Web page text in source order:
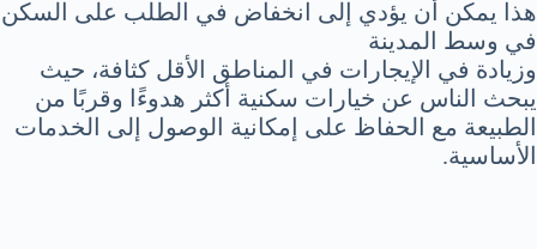
هذا يمكن أن يؤدي إلى انخفاض في الطلب على السكن
في وسط المدينة
وزيادة في الإيجارات في المناطق الأقل كثافة، حيث
يبحث الناس عن خيارات سكنية أكثر هدوءًا وقربًا من
الطبيعة مع الحفاظ على إمكانية الوصول إلى الخدمات
الأساسية.